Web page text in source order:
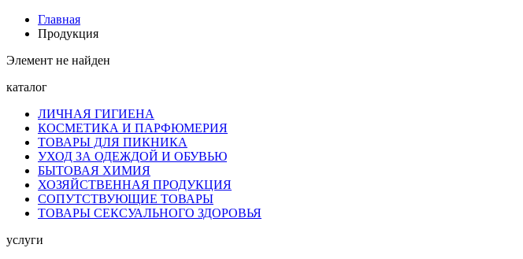
Главная
Продукция
Элемент не найден
каталог
ЛИЧНАЯ ГИГИЕНА
КОСМЕТИКА И ПАРФЮМЕРИЯ
ТОВАРЫ ДЛЯ ПИКНИКА
УХОД ЗА ОДЕЖДОЙ И ОБУВЬЮ
БЫТОВАЯ ХИМИЯ
ХОЗЯЙСТВЕННАЯ ПРОДУКЦИЯ
СОПУТСТВУЮЩИЕ ТОВАРЫ
ТОВАРЫ СЕКСУАЛЬНОГО ЗДОРОВЬЯ
услуги